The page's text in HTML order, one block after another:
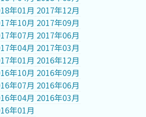
年01月 2017年12月
年10月 2017年09月
年07月 2017年06月
年04月 2017年03月
年01月 2016年12月
年10月 2016年09月
年07月 2016年06月
年04月 2016年03月
年01月